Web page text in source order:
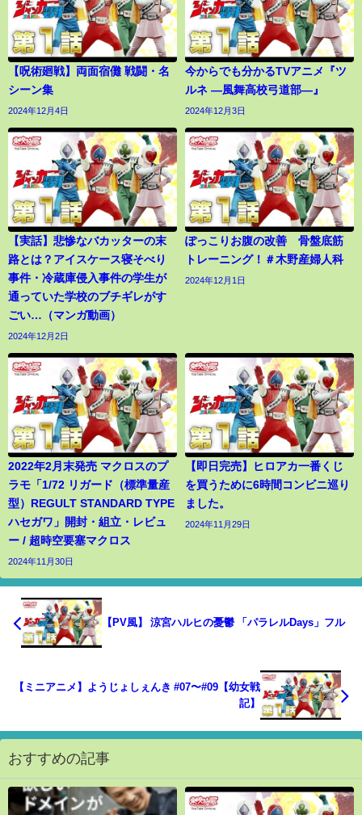
【呪術廻戦】両面宿儺 戦闘・名
シーン集
2024年12月4日
今からでも分かるTVアニメ『ツ
ルネ ―風舞高校弓道部―』
2024年12月3日
【実話】悲惨なバカッターの末
路とは？アイスケース寝そべり
事件・冷蔵庫侵入事件の学生が
通っていた学校のブチギレがす
ごい…（マンガ動画）
2024年12月2日
ぽっこりお腹の改善 骨盤底筋
トレーニング！＃木野産婦人科
2024年12月1日
2022年2月末発売 マクロスのプ
ラモ「1/72 リガード（標準量産
型）REGULT STANDARD TYPE
ハセガワ」開封・組立・レビュ
ー / 超時空要塞マクロス
2024年11月30日
【即日完売】ヒロアカ一番くじ
を買うために6時間コンビニ巡り
ました。
2024年11月29日
【PV風】 涼宮ハルヒの憂鬱 「パラレルDays」フル
【ミニアニメ】ようじょしぇんき #07〜#09【幼女戦
記】
おすすめの記事